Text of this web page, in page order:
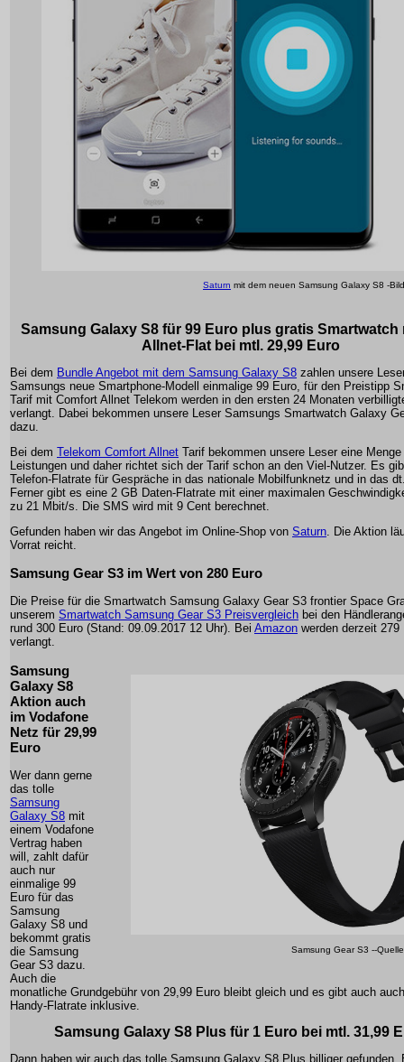
Saturn mit dem neuen Samsung Galaxy S8 -
Samsung Galaxy S8 für 99 Euro plus gratis Smartwatch
Allnet-Flat bei mtl. 29,99 Euro
Bei dem Bundle Angebot mit dem Samsung Galaxy S8 zahlen unsere
Samsungs neue Smartphone-Modell einmalige 99 Euro, für den Preistipp
Tarif mit Comfort Allnet Telekom werden in den ersten 24 Monaten
verlangt. Dabei bekommen unsere Leser Samsungs Smartwatch Galaxy
dazu.
Bei dem Telekom Comfort Allnet Tarif bekommen unsere Leser eine Menge
Leistungen und daher richtet sich der Tarif schon an den Viel-Nutzer. Es
Telefon-Flatrate für Gespräche in das nationale Mobilfunknetz und in das
Ferner gibt es eine 2 GB Daten-Flatrate mit einer maximalen
zu 21 Mbit/s. Die SMS wird mit 9 Cent berechnet.
Gefunden haben wir das Angebot im Online-Shop von Saturn. Die Aktion
Vorrat reicht.
Samsung Gear S3 im Wert von 280 Euro
Die Preise für die Smartwatch Samsung Galaxy Gear S3 frontier Space
unserem Smartwatch Samsung Gear S3 Preisvergleich bei den
rund 300 Euro (Stand: 09.09.2017 12 Uhr). Bei Amazon werden derzeit 279
verlangt.
Samsung Gear S3 --
Samsung
Galaxy S8
Aktion auch
im Vodafone
Netz für 29,99
Euro
Wer dann gerne
das tolle
Samsung
Galaxy S8 mit
einem Vodafone
Vertrag haben
will, zahlt dafür
auch nur
einmalige 99
Euro für das
Samsung
Galaxy S8 und
bekommt gratis
die Samsung
Gear S3 dazu.
Auch die
monatliche Grundgebühr von 29,99 Euro bleibt gleich und es gibt auch
Handy-Flatrate inklusive.
Samsung Galaxy S8 Plus für 1 Euro bei mtl. 31,99
Dann haben wir auch das tolle Samsung Galaxy S8 Plus billiger gefunden.